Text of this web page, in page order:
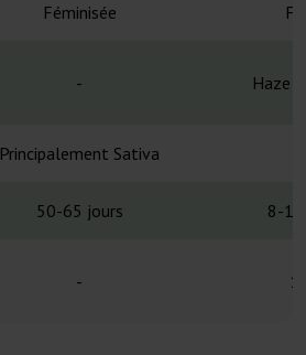
Féminisée
- Haze
Principalement Sativa
50-65 jours 8-10
-